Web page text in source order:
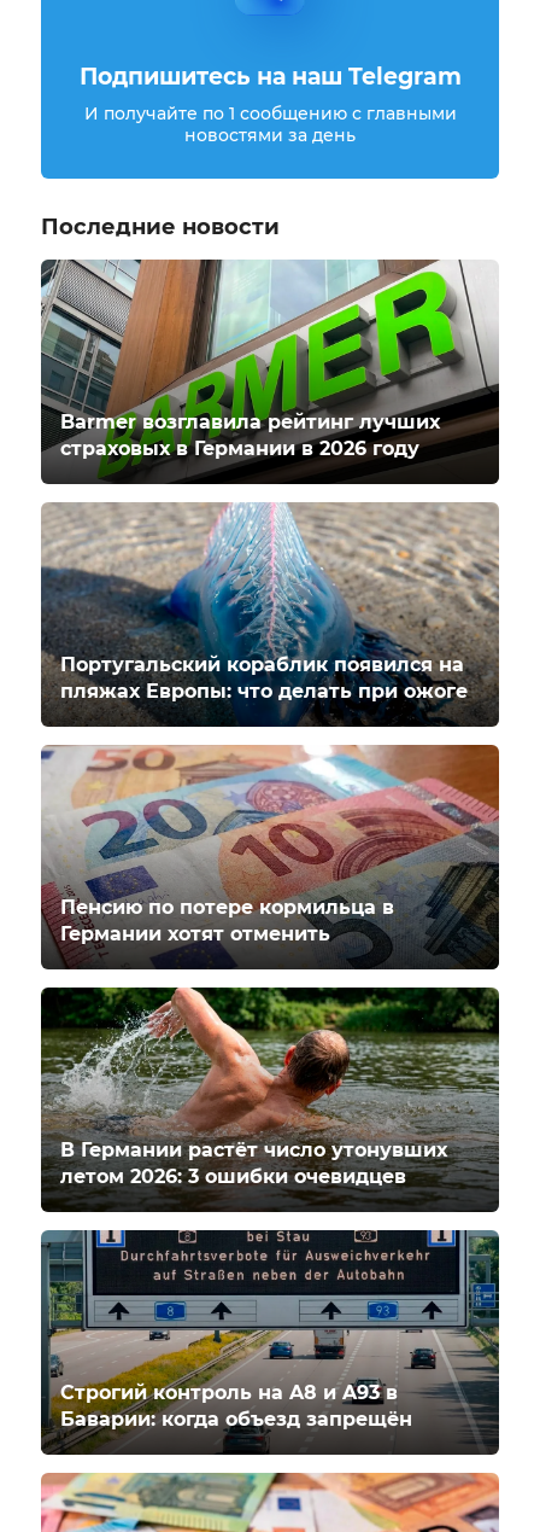
Подпишитесь на наш Telegram
И получайте по 1 сообщению с главными
новостями за день
Последние новости
Barmer возглавила рейтинг лучших
страховых в Германии в 2026 году
Португальский кораблик появился на
пляжах Европы: что делать при ожоге
Пенсию по потере кормильца в
Германии хотят отменить
В Германии растёт число утонувших
летом 2026: 3 ошибки очевидцев
Строгий контроль на A8 и A93 в
Баварии: когда объезд запрещён